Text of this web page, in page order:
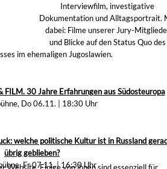
Interviewfilm, investigative
Dokumentation und Alltagsportrait.
dabei: Filme unserer Jury-
und Blicke auf den Status Quo des
im ehemaligen Jugoslawien.
FILM. 30 Jahre Erfahrungen aus Südosteuropa
Do 06.11. | 18:30 Uhr
welche politische Kultur ist in Russland
übrig geblieben?
Fr 07.11. | 16:30 Uhr